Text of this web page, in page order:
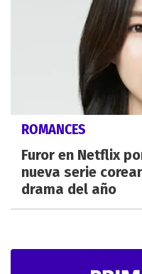
ROMANCES
Furor en Netflix
nueva serie
drama del año